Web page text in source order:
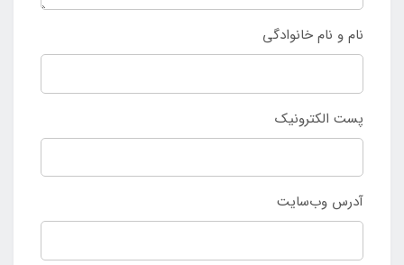
نام و نام خانوادگی
پست الکترونیک
آدرس وب‌سایت